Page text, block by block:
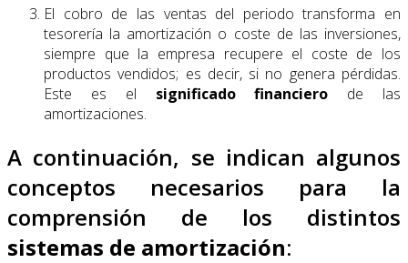
El cobro de las ventas del periodo transforma en
tesorería la amortización o coste de las inversiones,
siempre que la empresa recupere el coste de los
productos vendidos; es decir, si no genera pérdidas.
Este es el significado financiero de las
amortizaciones.
A continuación, se indican algunos
conceptos necesarios para la
comprensión de los distintos
sistemas de amortización: